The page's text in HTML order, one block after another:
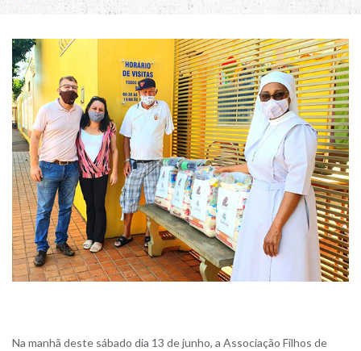
Na manhã deste sábado dia 13 de junho, a Associação Filhos de